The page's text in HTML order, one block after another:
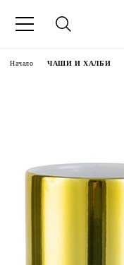
Начало ЧАШИ И ХАЛБИ